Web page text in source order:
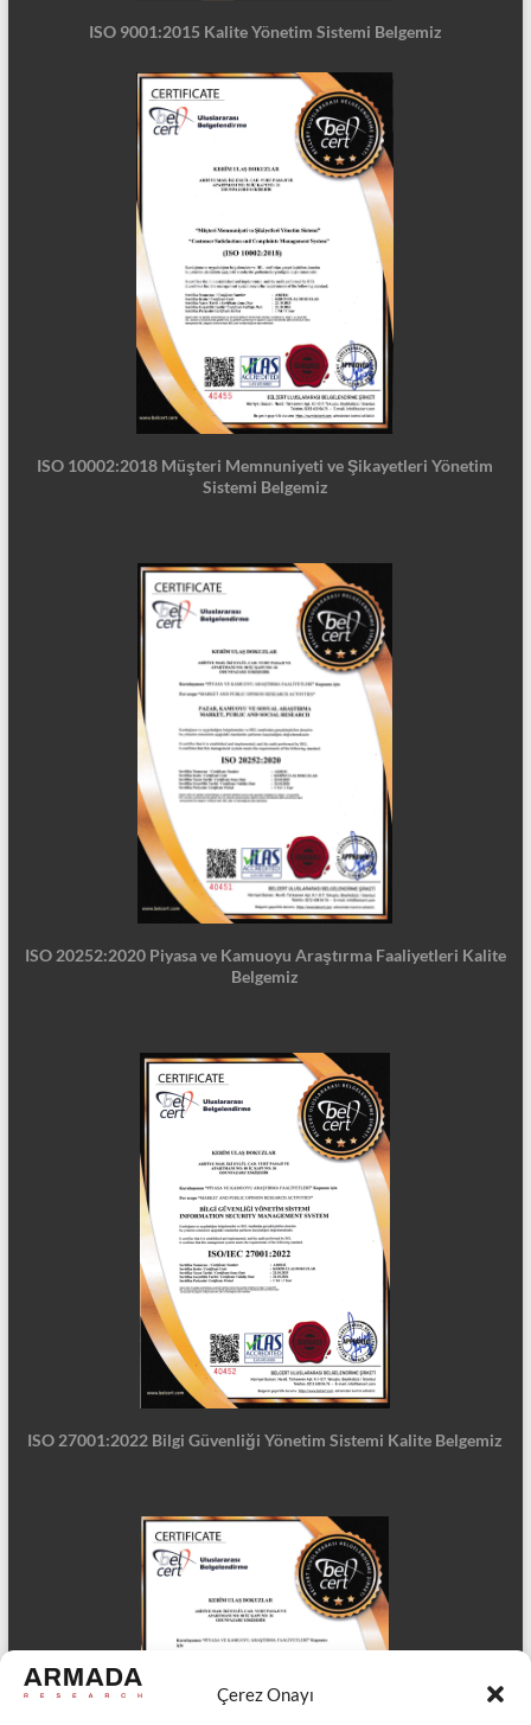
Çerez Onayı
ISO 9001:2015 Kalite Yönetim Sistemi Belgemiz
ISO 10002:2018 Müşteri Memnuniyeti ve Şikayetleri Yönetim
Sistemi Belgemiz
ISO 20252:2020 Piyasa ve Kamuoyu Araştırma Faaliyetleri Kalite
Belgemiz
ISO 27001:2022 Bilgi Güvenliği Yönetim Sistemi Kalite Belgemiz